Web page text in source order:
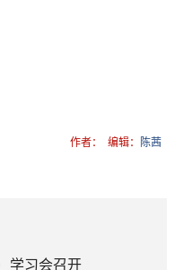
作者： 编辑： 陈茜
学习会召开